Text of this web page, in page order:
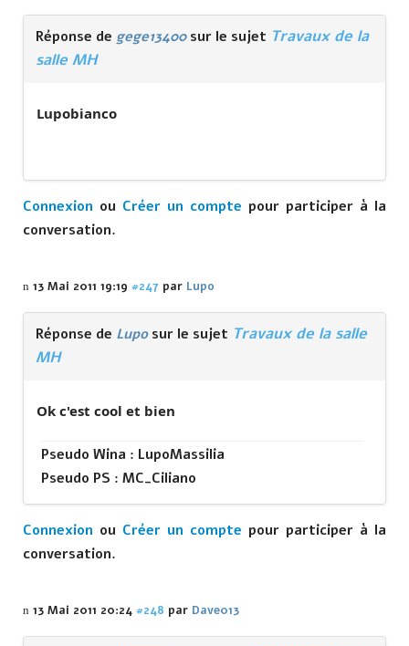
Réponse de gege13400sur le sujet Travaux de la
salle MH
Lupobianco
Connexion ou Créer un compte pour participer à la
conversation.
13 Mai 2011 19:19 #247 par Lupo
Réponse de Luposur le sujet Travaux de la salle
MH
Ok c'est cool et bien
Pseudo Wina : LupoMassilia
Pseudo PS : MC_Ciliano
Connexion ou Créer un compte pour participer à la
conversation.
13 Mai 2011 20:24 #248 par Dave013